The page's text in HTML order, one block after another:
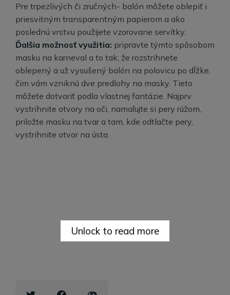
Pre trpezlivých či zručných- balón môžete oblepiť i
priesvitným transparentným papierom a ako
poslednú vrstvu použijete vzorovane servítky.
Ďalšia možnosť využitia: pripravte týmto spôsobom
masku na karneval a to tak, že rozstrihnete
oblepený a už vysušený balón na polovicu po dĺžke,
čim vám vzniknú dve predlohy na masky. Tieto
môžete dotvoriť podla vlastnej fantázie. Najprv
vystrihnite otvory na oči, namaľujte si pery rúžom,
priložte masku na tvar a tam, kde odtlačte pery,
vystrihnite otvor na ústa.
Unlock to read more